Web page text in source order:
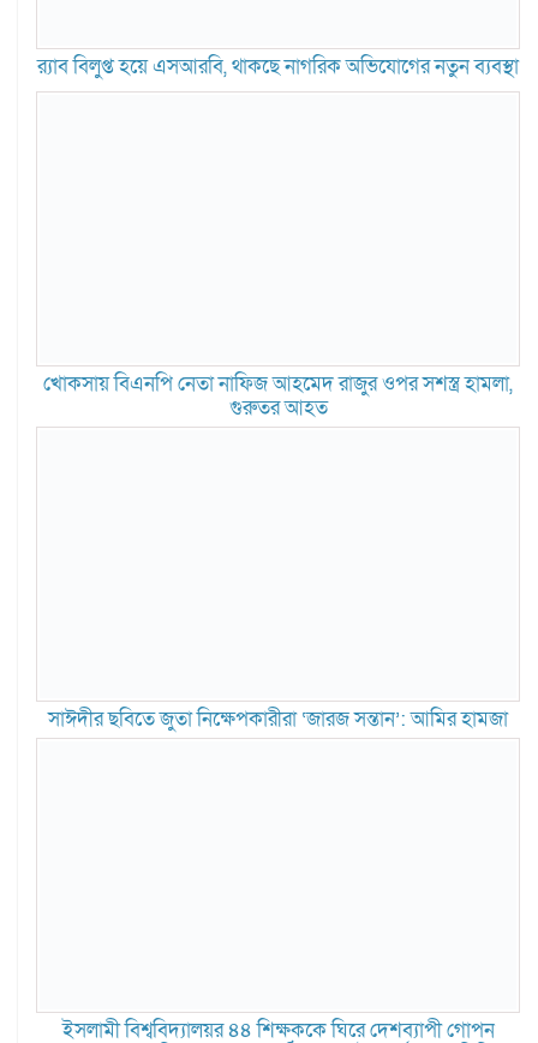
র‍্যাব বিলুপ্ত হয়ে এসআরবি, থাকছে নাগরিক অভিযোগের নতুন ব্যবস্থা
খোকসায় বিএনপি নেতা নাফিজ আহমেদ রাজুর ওপর সশস্ত্র হামলা,
গুরুতর আহত
সাঈদীর ছবিতে জুতা নিক্ষেপকারীরা ‘জারজ সন্তান’: আমির হামজা
ইসলামী বিশ্ববিদ্যালয়র ৪৪ শিক্ষককে ঘিরে দেশব্যাপী গোপন